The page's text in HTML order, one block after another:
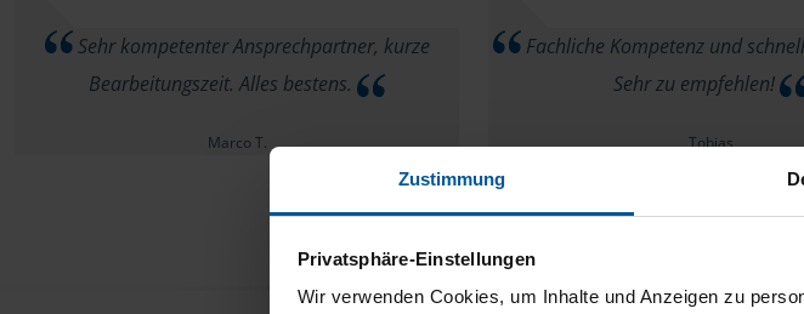
Zustimmung
Privatsphäre-Einstellungen
Wir verwenden Cookies, um Inhalte und Anzeigen zu
Sehr kompetenter Ansprechpartner, kurze
Bearbeitungszeit. Alles bestens.
Marco T.
Fachliche Kompetenz und
Sehr zu empfehlen!
Tobias